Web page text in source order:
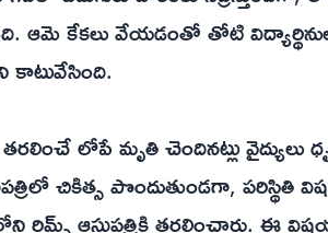
ఆమె కేకలు వేయడంతో తోటి
కాటువేసింది.
లోపే మృతి చెందినట్లు వైద్యులు
చికిత్స పొందుతుండగా, పరిస్థితి
రిమ్స్ ఆసుపత్రికి తరలించారు. ఈ